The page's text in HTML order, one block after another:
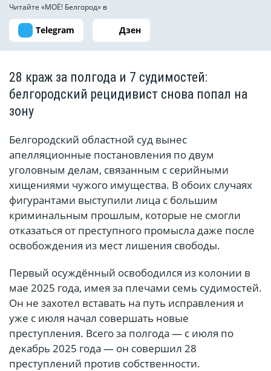
Читайте «МОЁ! Белгород» в
Telegram Дзен
28 краж за полгода и 7 судимостей:
белгородский рецидивист снова попал на
зону
Белгородский областной суд вынес
апелляционные постановления по двум
уголовным делам, связанным с серийными
хищениями чужого имущества. В обоих случаях
фигурантами выступили лица с большим
криминальным прошлым, которые не смогли
отказаться от преступного промысла даже после
освобождения из мест лишения свободы.
Первый осуждённый освободился из колонии в
мае 2025 года, имея за плечами семь судимостей.
Он не захотел вставать на путь исправления и
уже с июля начал совершать новые
преступления. Всего за полгода — с июля по
декабрь 2025 года — он совершил 28
преступлений против собственности.